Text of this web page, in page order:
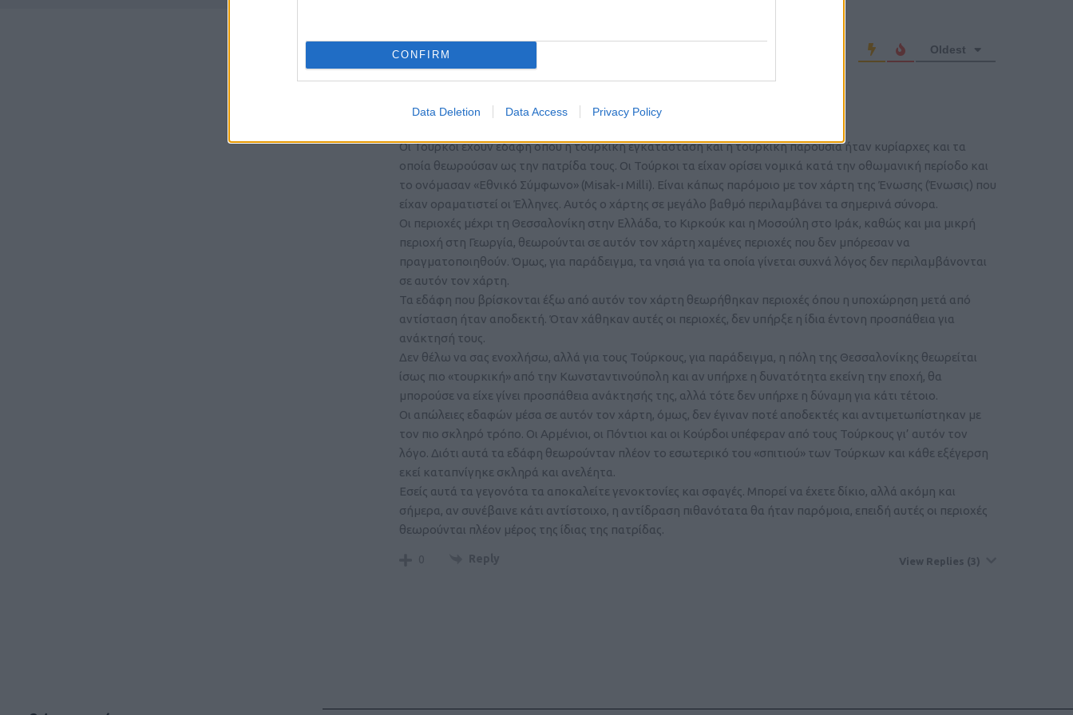
CONFIRM
Data Deletion Data Access Privacy Policy
4 COMMENTS Oldest
(@karpat)
29 Ιουνίου 2026 21:41
Οι Τούρκοι έχουν εδάφη όπου η τουρκική εγκατάσταση και η τουρκική παρουσία ήταν κυρίαρχες και τα
οποία θεωρούσαν ως την πατρίδα τους. Οι Τούρκοι τα είχαν ορίσει νομικά κατά την οθωμανική περίοδο και
το ονόμασαν «Εθνικό Σύμφωνο» (Misak-ı Milli). Είναι κάπως παρόμοιο με τον χάρτη της Ένωσης (Ένωσις) που
είχαν οραματιστεί οι Έλληνες. Αυτός ο χάρτης σε μεγάλο βαθμό περιλαμβάνει τα σημερινά σύνορα.
Οι περιοχές μέχρι τη Θεσσαλονίκη στην Ελλάδα, το Κιρκούκ και η Μοσούλη στο Ιράκ, καθώς και μια μικρή
περιοχή στη Γεωργία, θεωρούνται σε αυτόν τον χάρτη χαμένες περιοχές που δεν μπόρεσαν να
πραγματοποιηθούν. Όμως, για παράδειγμα, τα νησιά για τα οποία γίνεται συχνά λόγος δεν περιλαμβάνονται
σε αυτόν τον χάρτη.
Τα εδάφη που βρίσκονται έξω από αυτόν τον χάρτη θεωρήθηκαν περιοχές όπου η υποχώρηση μετά από
αντίσταση ήταν αποδεκτή. Όταν χάθηκαν αυτές οι περιοχές, δεν υπήρξε η ίδια έντονη προσπάθεια για
ανάκτησή τους.
Δεν θέλω να σας ενοχλήσω, αλλά για τους Τούρκους, για παράδειγμα, η πόλη της Θεσσαλονίκης θεωρείται
ίσως πιο «τουρκική» από την Κωνσταντινούπολη και αν υπήρχε η δυνατότητα εκείνη την εποχή, θα
μπορούσε να είχε γίνει προσπάθεια ανάκτησής της, αλλά τότε δεν υπήρχε η δύναμη για κάτι τέτοιο.
Οι απώλειες εδαφών μέσα σε αυτόν τον χάρτη, όμως, δεν έγιναν ποτέ αποδεκτές και αντιμετωπίστηκαν με
τον πιο σκληρό τρόπο. Οι Αρμένιοι, οι Πόντιοι και οι Κούρδοι υπέφεραν από τους Τούρκους γι’ αυτόν τον
λόγο. Διότι αυτά τα εδάφη θεωρούνταν πλέον το εσωτερικό του «σπιτιού» των Τούρκων και κάθε εξέγερση
εκεί καταπνίγηκε σκληρά και ανελέητα.
Εσείς αυτά τα γεγονότα τα αποκαλείτε γενοκτονίες και σφαγές. Μπορεί να έχετε δίκιο, αλλά ακόμη και
σήμερα, αν συνέβαινε κάτι αντίστοιχο, η αντίδραση πιθανότατα θα ήταν παρόμοια, επειδή αυτές οι περιοχές
θεωρούνται πλέον μέρος της ίδιας της πατρίδας.
0 Reply View Replies (3)